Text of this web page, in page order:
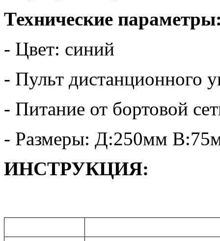
Технические
- Цвет: синий
- Пульт дистанционного
- Питание от бортовой
- Размеры: Д:250мм
ИНСТРУКЦИЯ: